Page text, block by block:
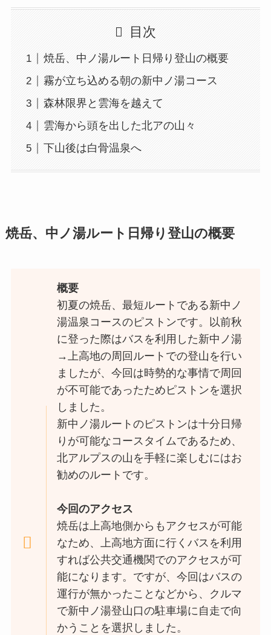
目次
焼岳、中ノ湯ルート日帰り登山の概要
霧が立ち込める朝の新中ノ湯コース
森林限界と雲海を越えて
雲海から頭を出した北アの山々
下山後は白骨温泉へ
焼岳、中ノ湯ルート日帰り登山の概要
概要
初夏の焼岳、最短ルートである新中ノ
湯温泉コースのピストンです。以前秋
に登った際はバスを利用した新中ノ湯
→上高地の周回ルートでの登山を行い
ましたが、今回は時勢的な事情で周回
が不可能であったためピストンを選択
しました。
新中ノ湯ルートのピストンは十分日帰
りが可能なコースタイムであるため、
北アルプスの山を手軽に楽しむにはお
勧めのルートです。
今回のアクセス
焼岳は上高地側からもアクセスが可能
なため、上高地方面に行くバスを利用
すれば公共交通機関でのアクセスが可
能になります。ですが、今回はバスの
運行が無かったことなどから、クルマ
で新中ノ湯登山口の駐車場に自走で向
かうことを選択しました。